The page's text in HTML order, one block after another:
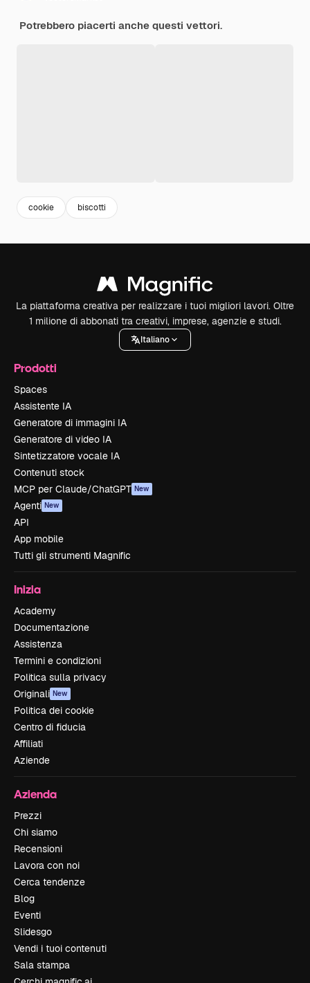
Potrebbero piacerti anche questi vettori.
cookie biscotti
La piattaforma creativa per realizzare i tuoi migliori lavori. Oltre
1 milione di abbonati tra creativi, imprese, agenzie e studi.
Italiano
Prodotti
Spaces
Assistente IA
Generatore di immagini IA
Generatore di video IA
Sintetizzatore vocale IA
Contenuti stock
MCP per Claude/ChatGPT New
Agenti New
API
App mobile
Tutti gli strumenti Magnific
Inizia
Academy
Documentazione
Assistenza
Termini e condizioni
Politica sulla privacy
Originali New
Politica dei cookie
Centro di fiducia
Affiliati
Aziende
Azienda
Prezzi
Chi siamo
Recensioni
Lavora con noi
Cerca tendenze
Blog
Eventi
Slidesgo
Vendi i tuoi contenuti
Sala stampa